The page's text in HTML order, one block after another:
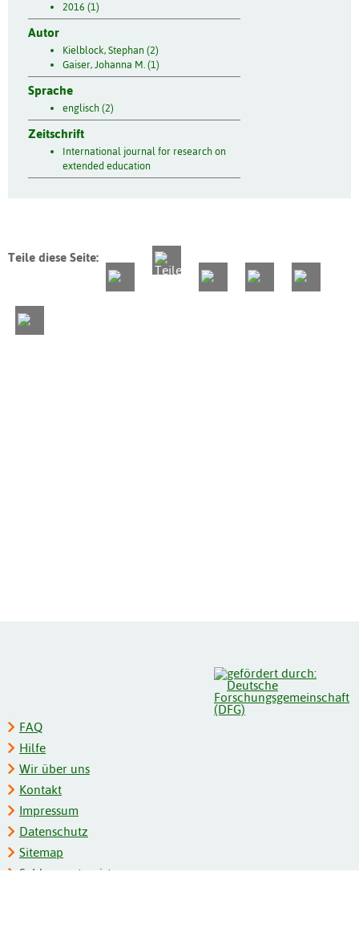
2016 (1)
Autor
Kielblock, Stephan (2)
Gaiser, Johanna M. (1)
Sprache
englisch (2)
Zeitschrift
International journal for research on
extended education
Teile diese Seite:
FAQ
Hilfe
Wir über uns
Kontakt
Impressum
Datenschutz
Sitemap
Schlagwortregister